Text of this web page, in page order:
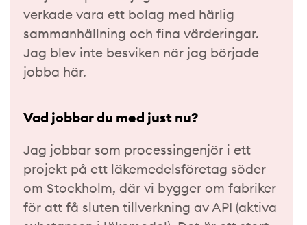
verkade vara ett bolag med härlig
sammanhållning och fina värderingar.
Jag blev inte besviken när jag började
jobba här.
Vad jobbar du med just nu?
Jag jobbar som processingenjör i ett
projekt på ett läkemedelsföretag söder
om Stockholm, där vi bygger om fabriker
för att få sluten tillverkning av API (aktiva